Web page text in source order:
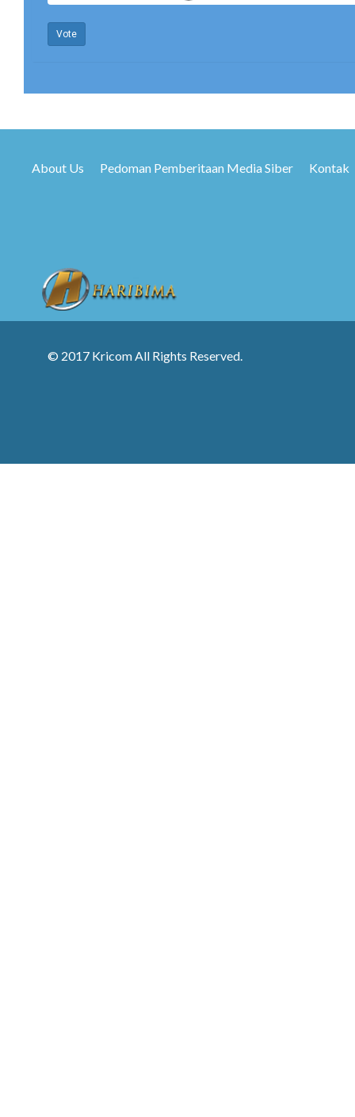
Vote
About Us Pedoman Pemberitaan Media Siber Kontak
© 2017 Kricom All Rights Reserved.